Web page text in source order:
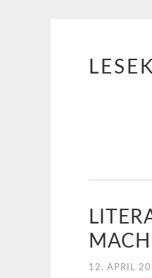
Springe
12. APRIL